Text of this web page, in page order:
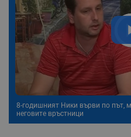
8-годишният Ники върви по път,
неговите връстници